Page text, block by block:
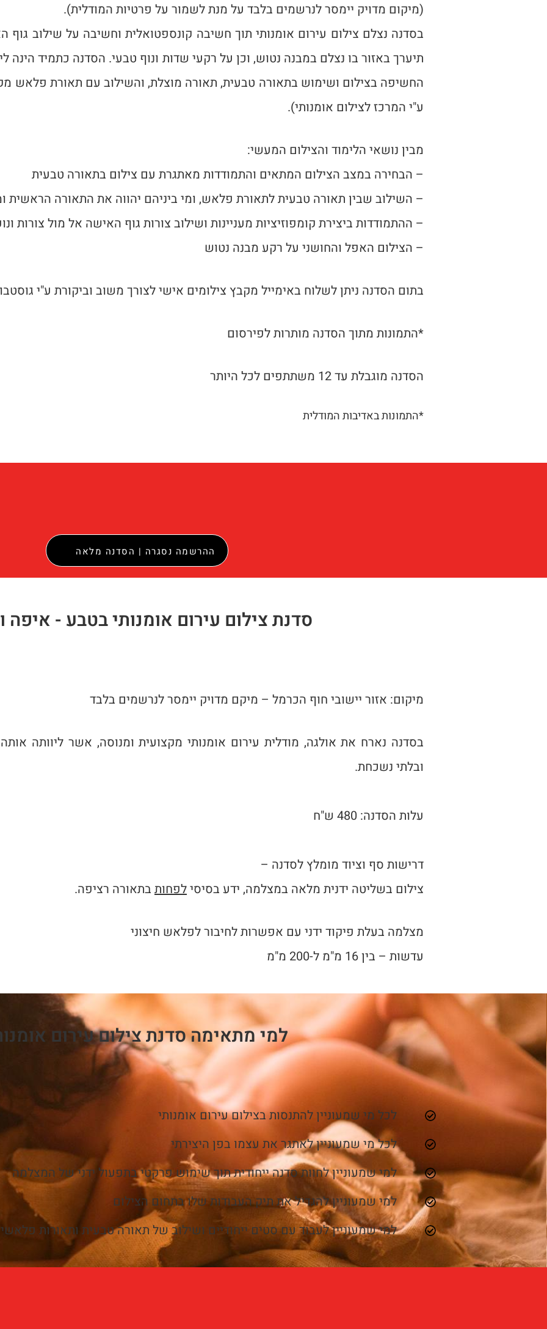
(מיקום מדויק יימסר לנרשמים בלבד על מנת לשמור על פרטיות המודלית).
בסדנה נצלם צילום עירום אומנותי תוך חשיבה קונספטואלית וחשיבה על שילוב
תיערך באזור בו נצלם במבנה נטוש, וכן על רקעי שדות ונוף טבעי. הסדנה כתמיד הינה
החשיפה בצילום ושימוש בתאורה טבעית, תאורה מוצלת, והשילוב עם תאורת פלאש
ע"י המרכז לצילום אומנותי).
מבין נושאי הלימוד והצילום המעשי:
– הבחירה במצב הצילום המתאים והתמודדות מאתגרת עם צילום בתאורה טבעית
– השילוב שבין תאורה טבעית לתאורת פלאש, ומי ביניהם יהווה את התאורה הראשית
– ההתמודדות ביצירת קומפוזיציות מעניינות ושילוב צורות גוף האישה אל מול צורות
– הצילום האפל והחושני על רקע מבנה נטוש
בתום הסדנה ניתן לשלוח באימייל מקבץ צילומים אישי לצורך משוב וביקורת ע"י
*התמונות מתוך הסדנה מותרות לפירסום
הסדנה מוגבלת עד 12 משתתפים לכל היותר
*התמונות באדיבות המודלית
ההרשמה נסגרה | הסדנה מלאה
סדנת צילום עירום אומנותי בטבע - איפה
מיקום: אזור יישובי חוף הכרמל – מיקם מדויק יימסר לנרשמים בלבד
בסדנה נארח את אולגה, מודלית עירום אומנותי מקצועית ומנוסה, אשר ליוותה
ובלתי נשכחת.
עלות הסדנה: 480 ש"ח
דרישות סף וציוד מומלץ לסדנה –
צילום בשליטה ידנית מלאה במצלמה, ידע בסיסילפחות בתאורה רציפה.
מצלמה בעלת פיקוד ידני עם אפשרות לחיבור לפלאש חיצוני
עדשות – בין 16 מ"מ ל-200 מ"מ
למי מתאימה סדנת צילום עירום
לכל מי שמעוניין להתנסות בצילום עירום אומנותי
לכל מי שמעוניין לאתגר את עצמו בפן היצירתי
למי שמעוניין לחוות סדנה ייחודית תוך שימוש פרקטי בתפעול ידני של המצלמה
למי שמעוניין להגדיל את תיק העבודות שלו בתחום הצילום
למי שמעוניין לעבוד עם סטים ייחודיים ושילוב של תאורה טבעית ותאורות